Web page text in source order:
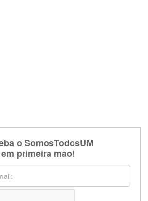
o SomosTodosUM
em primeira mão!